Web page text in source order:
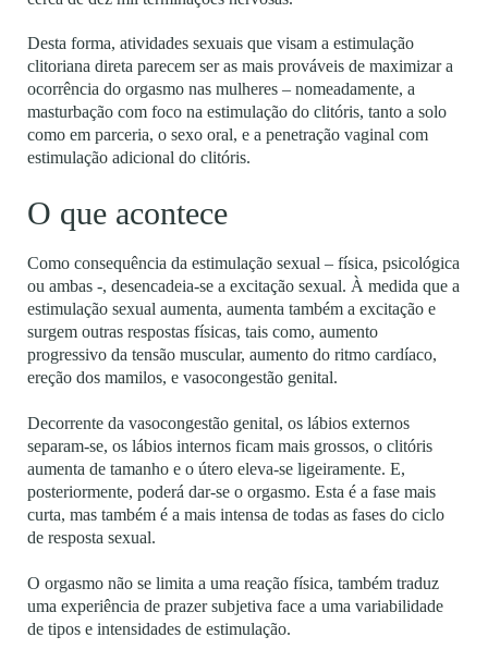
Desta forma, atividades sexuais que visam a estimulação
clitoriana direta parecem ser as mais prováveis de maximizar a
ocorrência do orgasmo nas mulheres – nomeadamente, a
masturbação com foco na estimulação do clitóris, tanto a solo
como em parceria, o sexo oral, e a penetração vaginal com
estimulação adicional do clitóris.
O que acontece
Como consequência da estimulação sexual – física, psicológica
ou ambas -, desencadeia-se a excitação sexual. À medida que a
estimulação sexual aumenta, aumenta também a excitação e
surgem outras respostas físicas, tais como, aumento
progressivo da tensão muscular, aumento do ritmo cardíaco,
ereção dos mamilos, e vasocongestão genital.
Decorrente da vasocongestão genital, os lábios externos
separam-se, os lábios internos ficam mais grossos, o clitóris
aumenta de tamanho e o útero eleva-se ligeiramente. E,
posteriormente, poderá dar-se o orgasmo. Esta é a fase mais
curta, mas também é a mais intensa de todas as fases do ciclo
de resposta sexual.
O orgasmo não se limita a uma reação física, também traduz
uma experiência de prazer subjetiva face a uma variabilidade
de tipos e intensidades de estimulação.